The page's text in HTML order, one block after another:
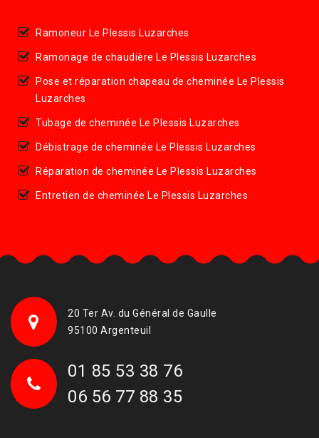
Ramoneur Le Plessis Luzarches
Ramonage de chaudière Le Plessis Luzarches
Pose et réparation chapeau de cheminée Le Plessis
Luzarches
Tubage de cheminée Le Plessis Luzarches
Débistrage de cheminée Le Plessis Luzarches
Réparation de cheminée Le Plessis Luzarches
Entretien de cheminée Le Plessis Luzarches
20 Ter Av. du Général de Gaulle
95100 Argenteuil
01 85 53 38 76
06 56 77 88 35